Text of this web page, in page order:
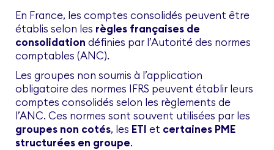
En France, les comptes consolidés peuvent être
établis selon les règles françaises de
consolidation définies par l’Autorité des normes
comptables (ANC).
Les groupes non soumis à l’application
obligatoire des normes IFRS peuvent établir leurs
comptes consolidés selon les règlements de
l’ANC. Ces normes sont souvent utilisées par les
groupes non cotés, les ETI et certaines PME
structurées en groupe.